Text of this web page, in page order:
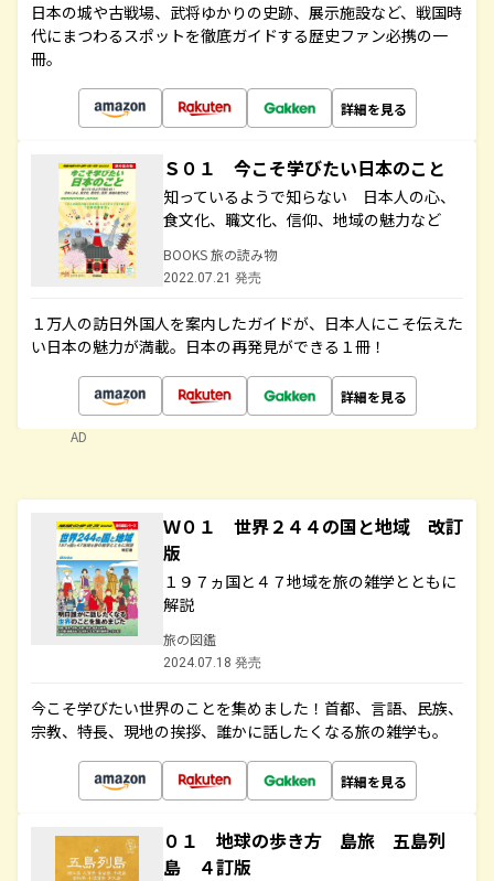
日本の城や古戦場、武将ゆかりの史跡、展示施設など、戦国時
代にまつわるスポットを徹底ガイドする歴史ファン必携の一
冊。
詳細を見る
Ｓ０１ 今こそ学びたい日本のこと
知っているようで知らない 日本人の心、
食文化、職文化、信仰、地域の魅力など
BOOKS 旅の読み物
2022.07.21 発売
１万人の訪日外国人を案内したガイドが、日本人にこそ伝えた
い日本の魅力が満載。日本の再発見ができる１冊！
詳細を見る
AD
Ｗ０１ 世界２４４の国と地域 改訂
版
１９７ヵ国と４７地域を旅の雑学とともに
解説
旅の図鑑
2024.07.18 発売
今こそ学びたい世界のことを集めました！首都、言語、民族、
宗教、特長、現地の挨拶、誰かに話したくなる旅の雑学も。
詳細を見る
０１ 地球の歩き方 島旅 五島列
島 ４訂版